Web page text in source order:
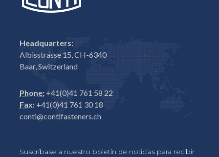
Headquarters:
Albisstrasse 15, CH-6340
Baar, Switzerland
Phone: +41(0)41 761 58 22
Fax: +41(0)41 761 30 18
conti@contifasteners.ch
Suscríbase a nuestro boletín de noticias para recibir